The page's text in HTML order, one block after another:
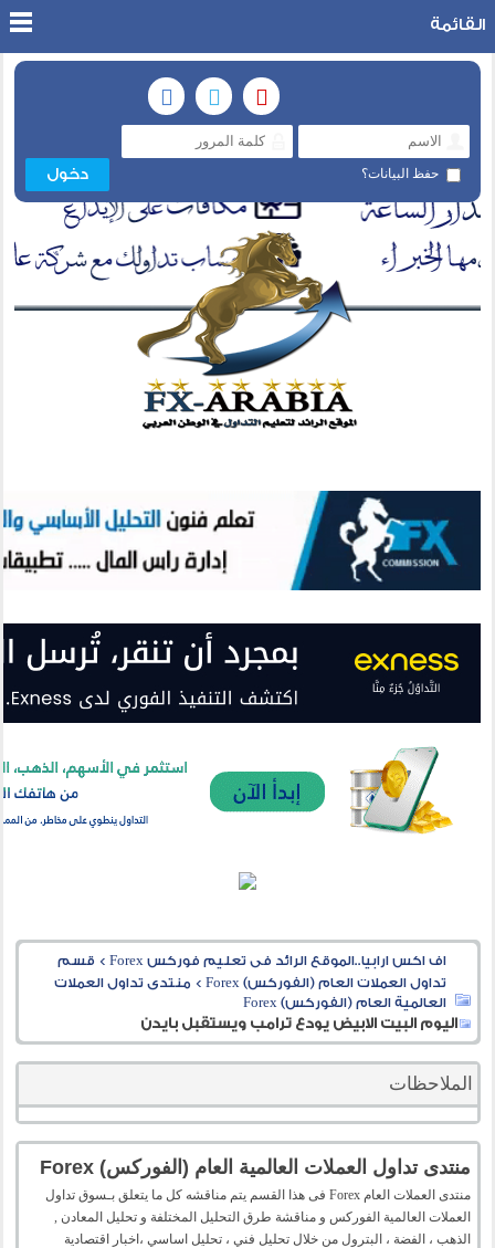
حفظ البيانات؟
القائمة
اف اكس ارابيا..الموقع الرائد فى تعليم فوركس Forex > قسم
تداول العملات العام (الفوركس) Forex
> منتدى تداول العملات
العالمية العام (الفوركس) Forex
اليوم البيت الابيض يودع ترامب ويستقبل بايدن
الملاحظات
منتدى تداول العملات العالمية العام (الفوركس) Forex
منتدى العملات العام Forex فى هذا القسم يتم مناقشه كل ما يتعلق بـسوق تداول
العملات العالمية الفوركس و مناقشة طرق التحليل المختلفة و تحليل المعادن ,
الذهب ، الفضة ، البترول من خلال تحليل فني ، تحليل اساسي ،اخبار اقتصادية